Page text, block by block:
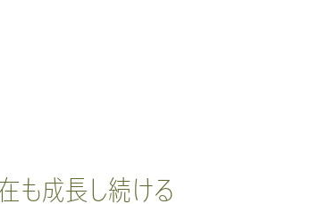
も成長し続ける